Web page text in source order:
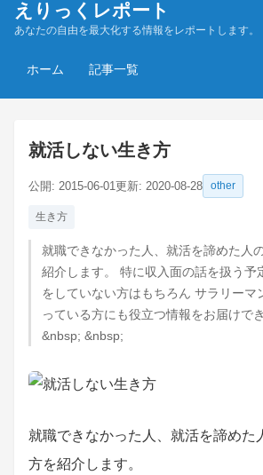
えりっくレポート
あなたの自由を最大化する情報をレポートします。
ホーム 記事一覧
就活しない生き方
公開: 2015-06-01更新: 2020-08-28 other
生き方
就職できなかった人、就活を諦めた人
紹介します。 特に収入面の話を扱う予
をしていない方はもちろん サラリーマ
っている方にも役立つ情報をお届けで
&nbsp; &nbsp;
就職できなかった人、就活を諦めた
方を紹介します。